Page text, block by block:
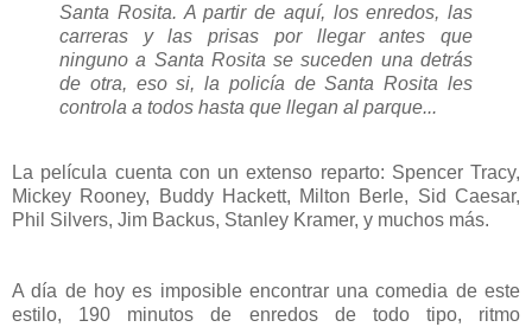
Santa Rosita. A partir de aquí, los enredos, las
carreras y las prisas por llegar antes que
ninguno a Santa Rosita se suceden una detrás
de otra, eso si, la policía de Santa Rosita les
controla a todos hasta que llegan al parque...
La película cuenta con un extenso reparto: Spencer Tracy,
Mickey Rooney, Buddy Hackett, Milton Berle, Sid Caesar,
Phil Silvers, Jim Backus, Stanley Kramer, y muchos más.
A día de hoy es imposible encontrar una comedia de este
estilo, 190 minutos de enredos de todo tipo, ritmo